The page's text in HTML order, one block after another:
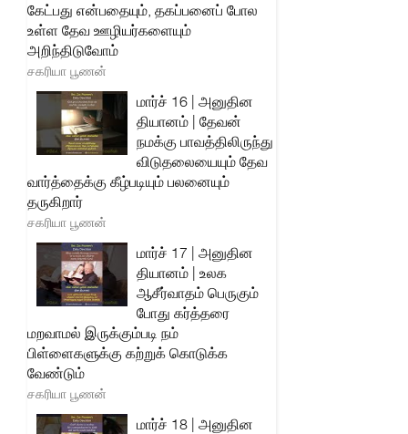
கேட்பது என்பதையும், தகப்பனைப் போல
உள்ள தேவ ஊழியர்களையும்
அறிந்திடுவோம்
சகரியா பூணன்
மார்ச் 16 | அனுதின
தியானம் | தேவன்
நமக்கு பாவத்திலிருந்து
விடுதலையையும் தேவ
வார்த்தைக்கு கீழ்படியும் பலனையும்
தருகிறார்
சகரியா பூணன்
மார்ச் 17 | அனுதின
தியானம் | உலக
ஆசீர்வாதம் பெருகும்
போது கர்த்தரை
மறவாமல் இருக்கும்படி நம்
பிள்ளைகளுக்கு கற்றுக் கொடுக்க
வேண்டும்
சகரியா பூணன்
மார்ச் 18 | அனுதின